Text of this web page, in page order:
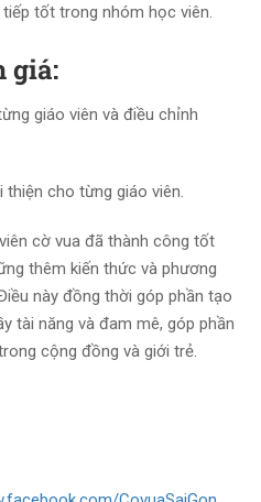
tốt trong nhóm học viên.
giá:
giáo viên và điều chỉnh
thiện cho từng giáo viên.
cờ vua đã thành công tốt
thêm kiến thức và phương
này đồng thời góp phần tạo
tài năng và đam mê, góp phần
cộng đồng và giới trẻ.